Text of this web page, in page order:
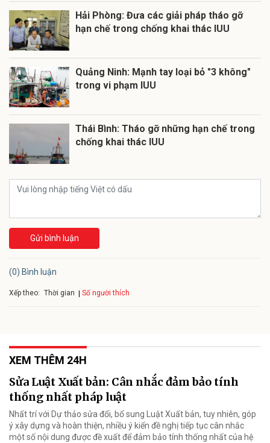
Hải Phòng: Đưa các giải pháp tháo gỡ
hạn chế trong chống khai thác IUU
Quảng Ninh: Mạnh tay loại bỏ "3 không"
trong vi phạm IUU
Thái Bình: Tháo gỡ những hạn chế trong
chống khai thác IUU
Gửi bình luận
(0) Bình luận
Xếp theo: Thời gian Số người thích
XEM THÊM 24H
Sửa Luật Xuất bản: Cân nhắc đảm bảo tính
thống nhất pháp luật
Nhất trí với Dự thảo sửa đổi, bổ sung Luật Xuất bản, tuy nhiên, góp
ý xây dựng và hoàn thiện, nhiều ý kiến đề nghị tiếp tục cân nhắc
một số nội dung được đề xuất để đảm bảo tính thống nhất của hệ